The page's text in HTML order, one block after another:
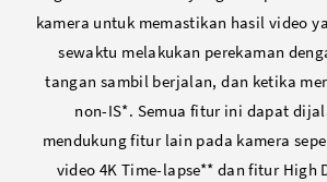
kamera untuk memastikan hasil video
sewaktu melakukan perekaman
tangan sambil berjalan, dan ketika
non-IS*. Semua fitur ini dapat
mendukung fitur lain pada kamera
video 4K Time-lapse** dan fitur High